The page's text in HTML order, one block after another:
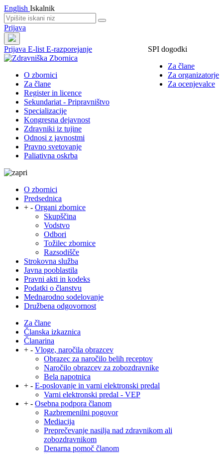
English Iskalnik
Prijava
Prijava
SPI dogodki
Za člane
Za organizatorje
Za ocenjevalce
E-list E-razporejanje
O zbornici
Za člane
Register in licence
Sekundariat - Pripravništvo
Specializacije
Kongresna dejavnost
Zdravniki iz tujine
Odnosi z javnostmi
Pravno svetovanje
Paliativna oskrba
O zbornici
Predsednica
+ - Organi zbornice
Skupščina
Vodstvo
Odbori
Tožilec zbornice
Razsodišče
Strokovna služba
Javna pooblastila
Pravni akti in kodeks
Podatki o članstvu
Mednarodno sodelovanje
Družbena odgovornost
Za člane
Članska izkaznica
Članarina
+ - Vloge, naročila obrazcev
Obrazec za naročilo belih receptov
Naročilo obrazcev za zobozdravnike
Bela napotnica
+ - E-poslovanje in varni elektronski predal
Varni elektronski predal - VEP
+ - Osebna podpora članom
Razbremenilni pogovor
Mediacija
Preprečevanje nasilja nad zdravnikom ali
zobozdravnikom
Denarna pomoč članom